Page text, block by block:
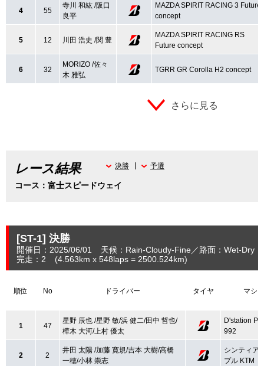
4 55
寺川 和紘 /阪口
良平
MAZDA SPIRIT RACING 3 Future
concept
5 12 川田 浩史 /関 豊
MAZDA SPIRIT RACING RS
Future concept
6 32
MORIZO /佐々
木 雅弘
TGRR GR Corolla H2 concept
さらに見る
レース結果
コース：富士スピードウェイ
決勝 予選
[ST-1] 決勝
開催日：2025/06/01 天候：Rain-Cloudy-Fine 路面：Wet-Dry
完走：2
(4.563km x 548laps = 2500.524km)
順位 No ドライバー タイヤ マシン
1 47
星野 辰也 /星野 敏/浜 健二/田中 哲也/
樺木 大河/上村 優太
D'station
992
2 2
井田 太陽 /加藤 寛規/吉本 大樹/高橋
一穂/小林 崇志
シンティア
プル KTM